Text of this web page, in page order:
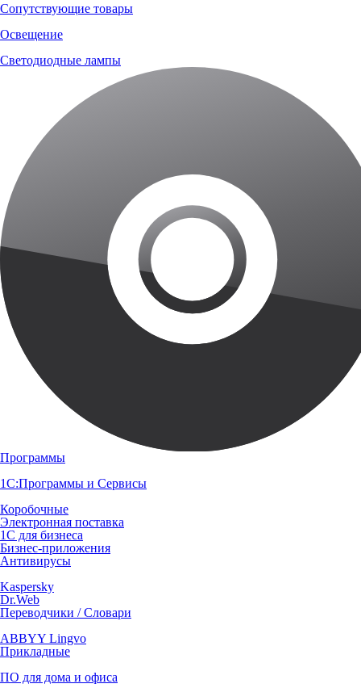
Сопутствующие товары
Освещение
Светодиодные лампы
Программы
1С:Программы и Сервисы
Коробочные
Электронная поставка
1С для бизнеса
Бизнес-приложения
Антивирусы
Kaspersky
Dr.Web
Переводчики / Словари
ABBYY Lingvo
Прикладные
ПО для дома и офиса